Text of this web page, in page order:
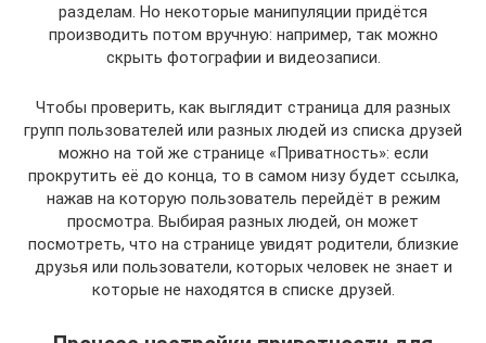
разделам. Но некоторые манипуляции придётся
производить потом вручную: например, так можно
скрыть фотографии и видеозаписи.
Чтобы проверить, как выглядит страница для разных
групп пользователей или разных людей из списка друзей
можно на той же странице «Приватность»: если
прокрутить её до конца, то в самом низу будет ссылка,
нажав на которую пользователь перейдёт в режим
просмотра. Выбирая разных людей, он может
посмотреть, что на странице увидят родители, близкие
друзья или пользователи, которых человек не знает и
которые не находятся в списке друзей.